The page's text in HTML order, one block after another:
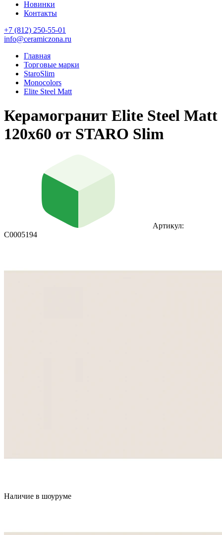
Новинки
Контакты
+7 (812) 250-55-01
info@ceramiczona.ru
Главная
Торговые марки
StaroSlim
Monocolors
Elite Steel Matt
Керамогранит Elite Steel Matt
120x60 от STARO Slim
Артикул:
С0005194
Наличие в шоуруме